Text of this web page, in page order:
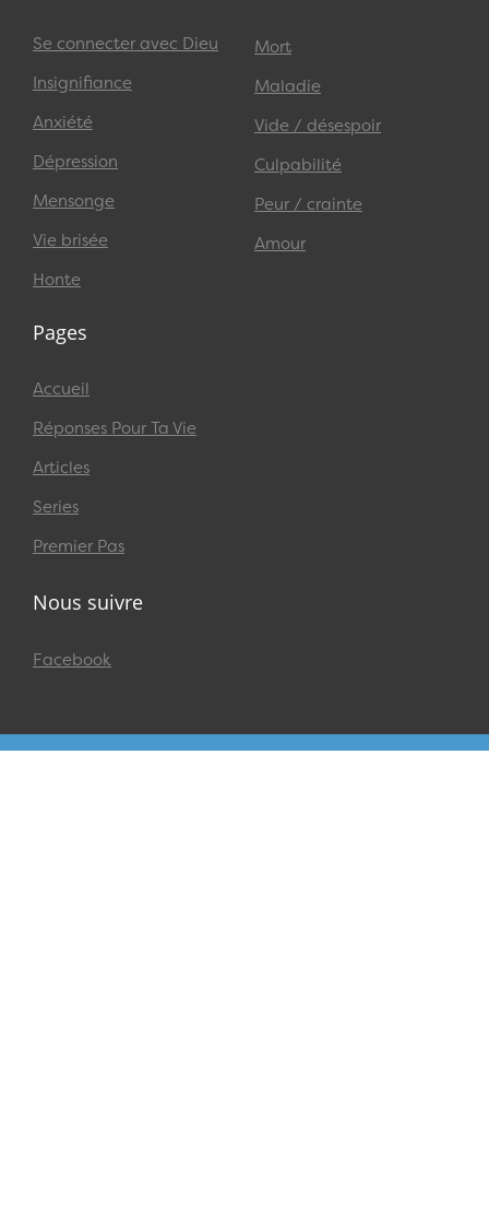
Se connecter avec Dieu
Insignifiance
Anxiété
Dépression
Mensonge
Vie brisée
Honte
Mort
Maladie
Vide / désespoir
Culpabilité
Peur / crainte
Amour
Pages
Accueil
Réponses Pour Ta Vie
Articles
Series
Premier Pas
Nous suivre
Facebook